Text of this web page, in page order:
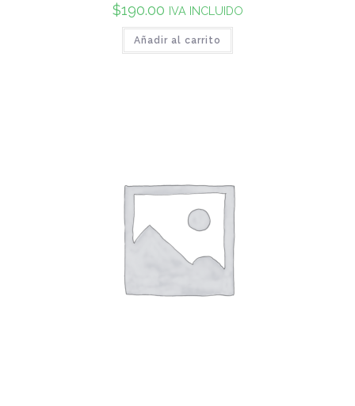
$190.00 IVA INCLUIDO
Añadir al carrito